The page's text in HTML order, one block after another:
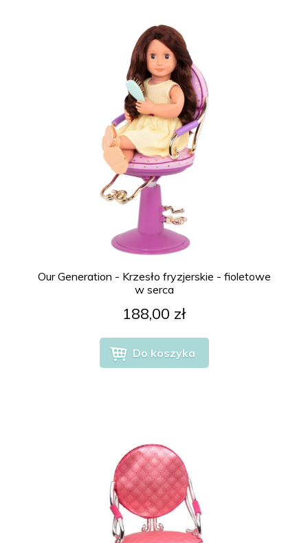
Our Generation - Krzesło fryzjerskie - fioletowe
w serca
188,00 zł
Do koszyka